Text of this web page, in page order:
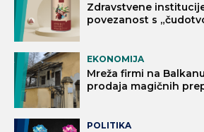
Zdravstvene
povezanost s
EKONOMIJA
Mreža firmi na
prodaja magičnih
POLITIKA